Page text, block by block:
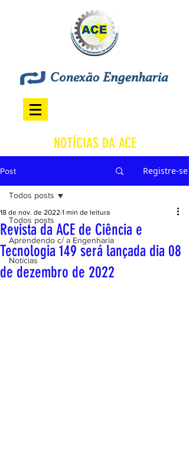
NOTÍCIAS DA ACE
Post Registre-se
Todos posts
Aprendendo c/ a Engenharia
Notícias
Todos posts
Revista da ACE de Ciência e
Tecnologia 149 será lançada dia 08
de dezembro de 2022
18 de nov. de 2022 1 min de leitura